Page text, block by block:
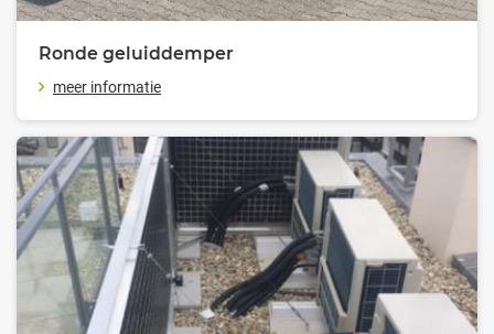
Ronde geluiddemper
meer informatie